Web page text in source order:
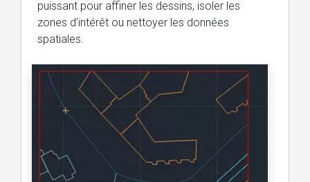
puissant pour affiner les dessins, isoler les
zones d’intérêt ou nettoyer les données
spatiales.